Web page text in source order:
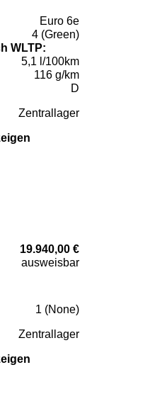
Euro 6e
4 (Green)
WLTP:
5,1 l/100km
116 g/km
D
Zentrallager
19.940,00 €
ausweisbar
1 (None)
Zentrallager